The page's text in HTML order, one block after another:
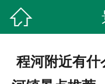

程河附近有什